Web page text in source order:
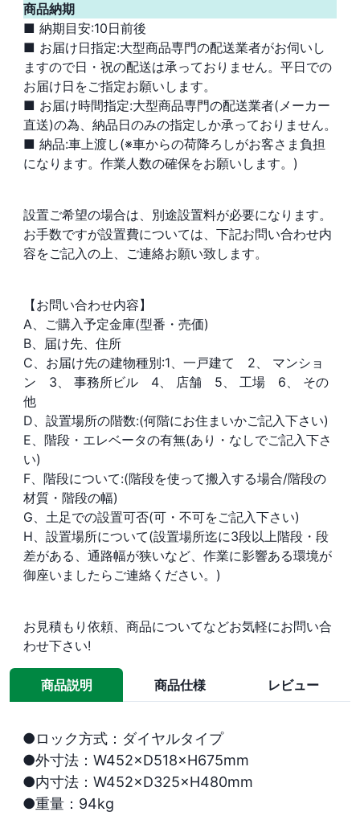
商品納期
■ 納期目安:10日前後
■ お届け日指定:大型商品専門の配送業者がお伺いし
ますので日・祝の配送は承っておりません。平日での
お届け日をご指定お願いします。
■ お届け時間指定:大型商品専門の配送業者(メーカー
直送)の為、納品日のみの指定しか承っておりません。
■ 納品:車上渡し(※車からの荷降ろしがお客さま負担
になります。作業人数の確保をお願いします。)
設置ご希望の場合は、別途設置料が必要になります。
お手数ですが設置費については、下記お問い合わせ内
容をご記入の上、ご連絡お願い致します。
【お問い合わせ内容】
A、ご購入予定金庫(型番・売価)
B、届け先、住所
C、お届け先の建物種別:1、一戸建て 2、 マンショ
ン 3、 事務所ビル 4、 店舗 5、 工場 6、 その
他
D、設置場所の階数:(何階にお住まいかご記入下さい)
E、階段・エレベータの有無(あり・なしでご記入下さ
い)
F、階段について:(階段を使って搬入する場合/階段の
材質・階段の幅)
G、土足での設置可否(可・不可をご記入下さい)
H、設置場所について(設置場所迄に3段以上階段・段
差がある、通路幅が狭いなど、作業に影響ある環境が
御座いましたらご連絡ください。)
お見積もり依頼、商品についてなどお気軽にお問い合
わせ下さい!
商品説明 商品仕様 レビュー
●ロック方式：ダイヤルタイプ
●外寸法：W452×D518×H675mm
●内寸法：W452×D325×H480mm
●重量：94kg